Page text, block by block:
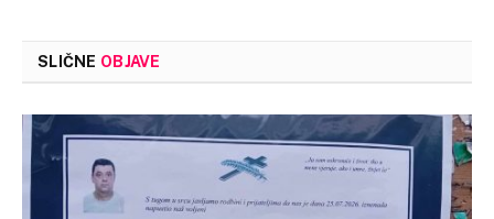
SLIČNE OBJAVE